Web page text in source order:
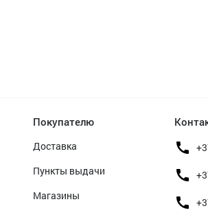
Покупателю
Доставка
Пункты выдачи
Магазины